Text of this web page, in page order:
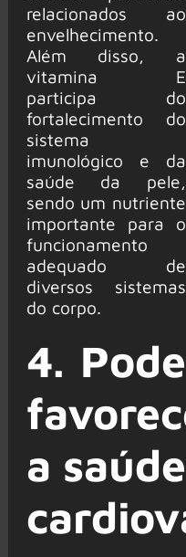
relacionados ao
envelhecimento.
Além disso, a
vitamina E
participa do
fortalecimento do
sistema
imunológico e da
saúde da pele,
sendo um nutriente
importante para o
funcionamento
adequado de
diversos sistemas
do corpo.
4. Pode
a saúde